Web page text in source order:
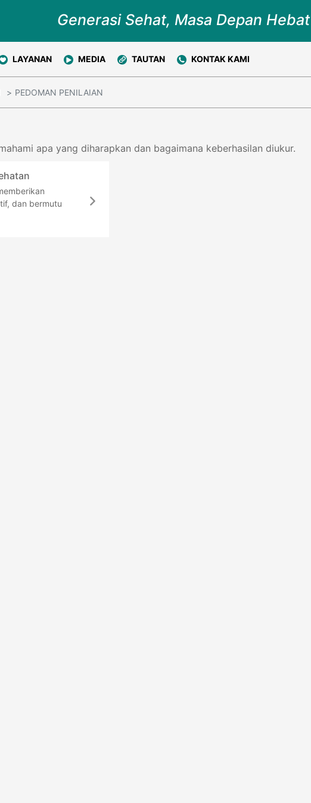
Generasi Sehat, Masa Depan Hebat
LAYANAN MEDIA TAUTAN KONTAK KAMI
PEDOMAN PENILAIAN
apa yang diharapkan dan bagaimana keberhasilan diukur.
dan bermutu